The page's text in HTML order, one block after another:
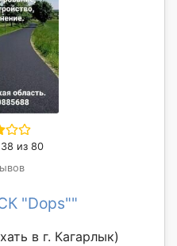
из 80
"Dops""
в г. Кагарлык)